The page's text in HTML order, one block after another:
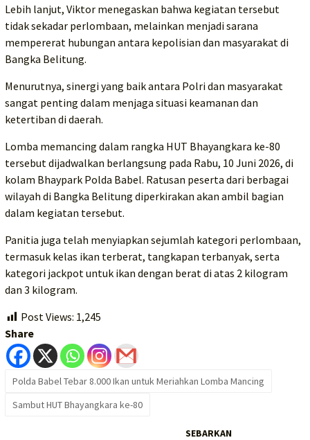
Lebih lanjut, Viktor menegaskan bahwa kegiatan tersebut
tidak sekadar perlombaan, melainkan menjadi sarana
mempererat hubungan antara kepolisian dan masyarakat di
Bangka Belitung.
Menurutnya, sinergi yang baik antara Polri dan masyarakat
sangat penting dalam menjaga situasi keamanan dan
ketertiban di daerah.
Lomba memancing dalam rangka HUT Bhayangkara ke-80
tersebut dijadwalkan berlangsung pada Rabu, 10 Juni 2026, di
kolam Bhaypark Polda Babel. Ratusan peserta dari berbagai
wilayah di Bangka Belitung diperkirakan akan ambil bagian
dalam kegiatan tersebut.
Panitia juga telah menyiapkan sejumlah kategori perlombaan,
termasuk kelas ikan terberat, tangkapan terbanyak, serta
kategori jackpot untuk ikan dengan berat di atas 2 kilogram
dan 3 kilogram.
Post Views: 1,245
Share
Polda Babel Tebar 8.000 Ikan untuk Meriahkan Lomba Mancing
Sambut HUT Bhayangkara ke-80
SEBARKAN